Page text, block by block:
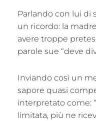
Parlando con lui di
un ricordo: la
avere troppe
parole sue “deve
Inviando così un
sapore quasi
interpretato come:
limitata, più ne